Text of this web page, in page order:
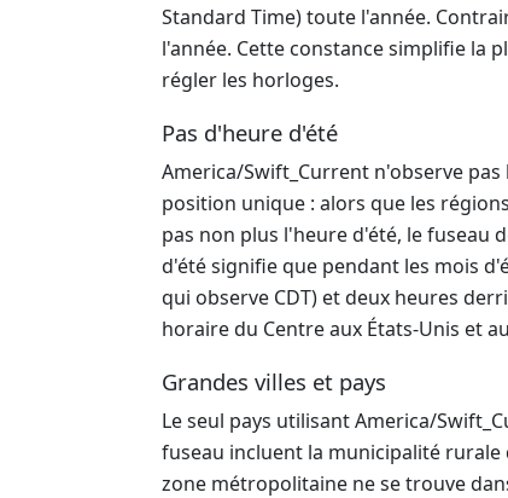
Standard Time) toute l'année.
l'année. Cette constance simplifie la
régler les horloges.
Pas d'heure d'été
America/Swift_Current n'observe pas
position unique : alors que les
pas non plus l'heure d'été, le fuseau
d'été signifie que pendant les mois
qui observe CDT) et deux heures
horaire du Centre aux États-Unis et au
Grandes villes et pays
Le seul pays utilisant America/
fuseau incluent la municipalité rurale
zone métropolitaine ne se trouve